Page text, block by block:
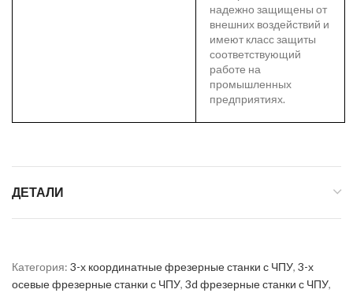
надежно защищены от
внешних воздействий и
имеют класс защиты
соответствующий
работе на
промышленных
предприятиях.
ДЕТАЛИ
Категория: 3-х координатные фрезерные станки с ЧПУ, 3-х
осевые фрезерные станки с ЧПУ, 3d фрезерные станки с ЧПУ,